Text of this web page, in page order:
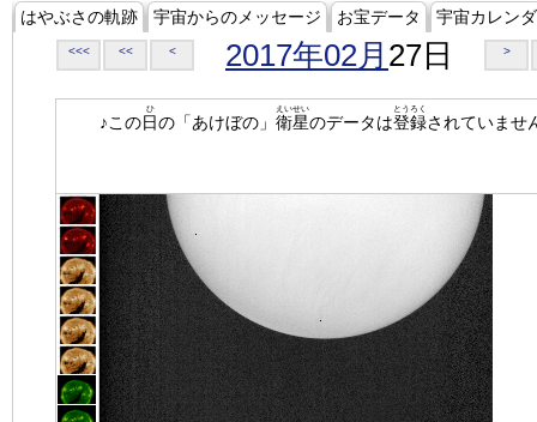
はやぶさの軌跡 宇宙からのメッセージ お宝データ 宇宙カレン
<<< << < 2017年02月 27日 >
♪この日
ひ
の「あけぼの」 衛星
えいせい
のデータは登録
とうろく
されていませ